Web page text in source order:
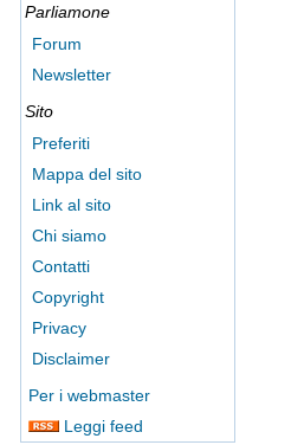
Parliamone
Forum
Newsletter
Sito
Preferiti
Mappa del sito
Link al sito
Chi siamo
Contatti
Copyright
Privacy
Disclaimer
Per i webmaster
Leggi feed